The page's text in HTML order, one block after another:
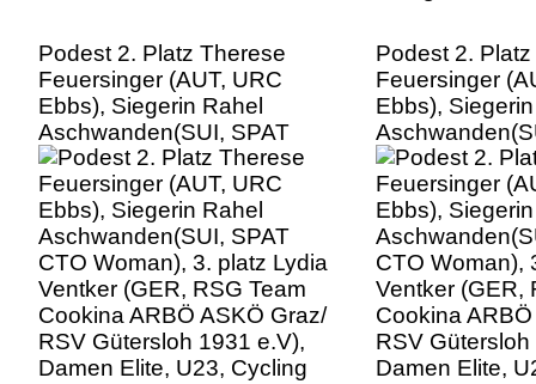
Podest 2. Platz Therese
Feuersinger (AUT, URC
Ebbs), Siegerin Rahel
Aschwanden(SUI, SPAT
CTO Woman), 3. platz Lydia
Ventker (GER, RSG Team
Cookina ARBÖ ASKÖ Graz/
RSV Gütersloh 1931 e.V),
Damen Elite, U23, Cycling
League Austria Radliga,
Mühlviertler Hügelwelt
Classic Elite Damen,
Königswiesen, OÖ
Podest 2.
Feuersinger
Ebbs),
CTO Woman),
Ventker (GER,
Cookina
RSV
Damen Elite,
League
Mühlviertler
Classic Elite
Königswiesen,